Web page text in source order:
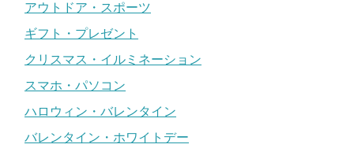
アウトドア・スポーツ
ギフト・プレゼント
クリスマス・イルミネーション
スマホ・パソコン
ハロウィン・バレンタイン
バレンタイン・ホワイトデー